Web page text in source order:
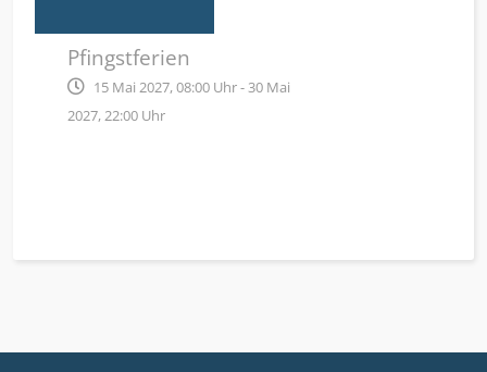
Pfingstferien
15 Mai 2027, 08:00 Uhr - 30 Mai
2027, 22:00 Uhr